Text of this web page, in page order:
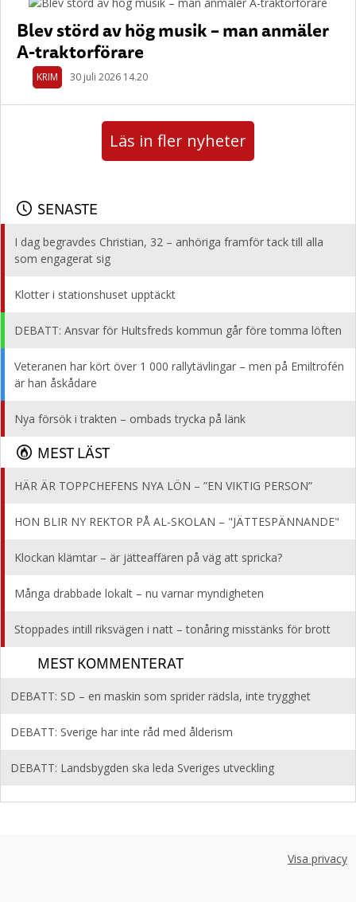
Blev störd av hög musik – man anmäler
A-traktorförare
KRIM 30 juli 2026 14.20
Läs in fler nyheter
SENASTE
I dag begravdes Christian, 32 – anhöriga framför tack till alla
som engagerat sig
Klotter i stationshuset upptäckt
DEBATT: Ansvar för Hultsfreds kommun går före tomma löften
Veteranen har kört över 1 000 rallytävlingar – men på Emiltrofén
är han åskådare
Nya försök i trakten – ombads trycka på länk
MEST LÄST
HÄR ÄR TOPPCHEFENS NYA LÖN – ”EN VIKTIG PERSON”
HON BLIR NY REKTOR PÅ AL-SKOLAN – "JÄTTESPÄNNANDE"
Klockan klämtar – är jätteaffären på väg att spricka?
Många drabbade lokalt – nu varnar myndigheten
Stoppades intill riksvägen i natt – tonåring misstänks för brott
MEST KOMMENTERAT
DEBATT: SD – en maskin som sprider rädsla, inte trygghet
DEBATT: Sverige har inte råd med ålderism
DEBATT: Landsbygden ska leda Sveriges utveckling
Visa privacy